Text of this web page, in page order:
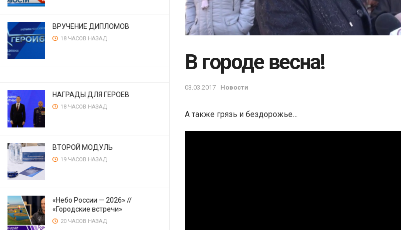
ВРУЧЕНИЕ ДИПЛОМОВ
18 ЧАСОВ НАЗАД
НАГРАДЫ ДЛЯ ГЕРОЕВ
18 ЧАСОВ НАЗАД
ВТОРОЙ МОДУЛЬ
19 ЧАСОВ НАЗАД
«Небо России — 2026» //
«Городские встречи»
20 ЧАСОВ НАЗАД
В городе весна!
03.03.2017 Новости
А также грязь и бездорожье…